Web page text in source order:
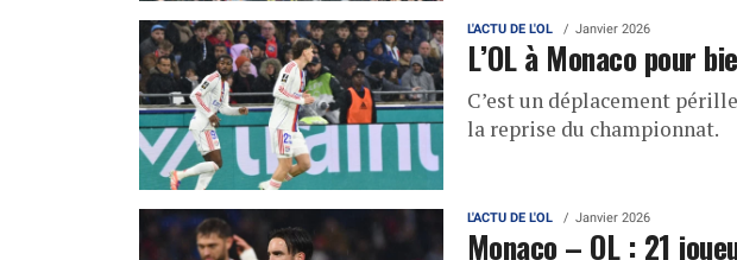
L'ACTU DE L'OL Janvier 2026
L’OL à Monaco pour
C’est un déplacement
la reprise du championnat.
L'ACTU DE L'OL Janvier 2026
Monaco – OL : 21